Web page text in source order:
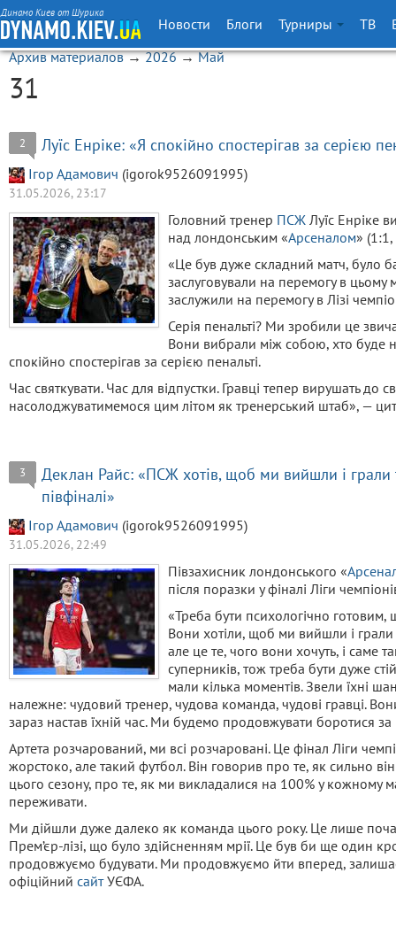
Динамо Киев от Шурика
Новости Блоги Турниры ТВ
Архив материалов→2026→Май
31
2 Луїс Енріке: «Я спокійно спостерігав за серією
Ігор Адамович (igorok9526091995)
31.05.2026, 23:17
Головний тренер ПСЖ Луїс Енріке
над лондонським «Арсеналом»
«Це був дуже складний матч, було
заслуговували на перемогу в цьому
заслужили на перемогу в Лізі
Серія пенальті? Ми зробили це
Вони вибрали між собою, хто буде
спокійно спостерігав за серією пенальті.
Час святкувати. Час для відпустки. Гравці тепер вирушать
насолоджуватимемося цим літом як тренерський штаб», —
3
Деклан Райс: «ПСЖ хотів, щоб ми вийшли і грали
півфіналі»
Ігор Адамович (igorok9526091995)
31.05.2026, 22:49
Півзахисник лондонського «
після поразки у фіналі Ліги
«Треба бути психологічно
Вони хотіли, щоб ми вийшли і грали
але це те, чого вони хочуть, і саме
суперників, тож треба бути дуже
мали кілька моментів. Звели їхні
належне: чудовий тренер, чудова команда, чудові гравці.
зараз настав їхній час. Ми будемо продовжувати боротися
Артета розчарований, ми всі розчаровані. Це фінал Ліги
жорстоко, але такий футбол. Він говорив про те, як сильно
цього сезону, про те, як ми викладалися на 100% у кожному
переживати.
Ми дійшли дуже далеко як команда цього року. Це лише
Прем’єр-лізі, що було здійсненням мрії. Це був би ще один
продовжуємо будувати. Ми продовжуємо йти вперед,
офіційний сайтУЄФА.